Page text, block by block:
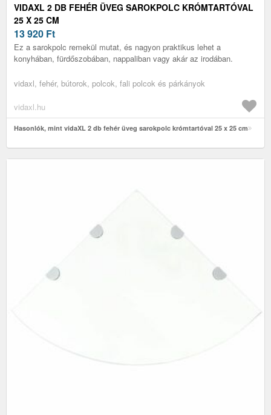
VIDAXL 2 DB FEHÉR ÜVEG SAROKPOLC KRÓMTARTÓVAL
25 X 25 CM
13 920 Ft
Ez a sarokpolc remekül mutat, és nagyon praktikus lehet a
konyhában, fürdőszobában, nappaliban vagy akár az irodában.
vidaxl, fehér, bútorok, polcok, fali polcok és párkányok
vidaxl.hu
Hasonlók, mint vidaXL 2 db fehér üveg sarokpolc krómtartóval 25 x 25 cm